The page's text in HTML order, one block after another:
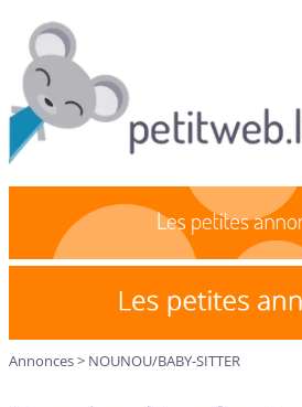
Annonces> NOUNOU/BABY-SITTER